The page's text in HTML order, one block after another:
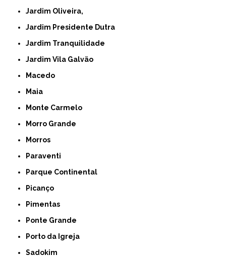
Jardim Oliveira,
Jardim Presidente Dutra
Jardim Tranquilidade
Jardim Vila Galvão
Macedo
Maia
Monte Carmelo
Morro Grande
Morros
Paraventi
Parque Continental
Picanço
Pimentas
Ponte Grande
Porto da Igreja
Sadokim